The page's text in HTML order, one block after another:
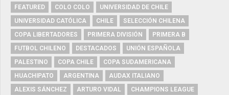
FEATURED COLO COLO
UNIVERSIDAD DE CHILE
UNIVERSIDAD CATÓLICA
CHILE
SELECCIÓN CHILENA
COPA LIBERTADORES
PRIMERA DIVISIÓN
PRIMERA B
FUTBOL CHILENO
DESTACADOS
UNIÓN ESPAÑOLA
PALESTINO
COPA CHILE
COPA SUDAMERICANA
HUACHIPATO
ARGENTINA
AUDAX ITALIANO
ALEXIS SÁNCHEZ
ARTURO VIDAL
CHAMPIONS LEAGUE